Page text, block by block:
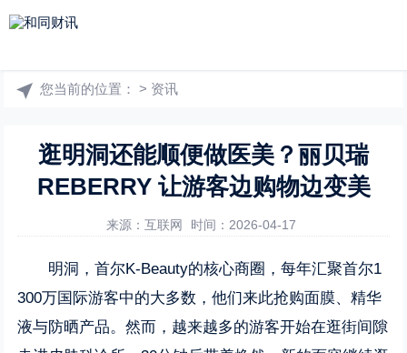
您当前的位置： > 资讯
逛明洞还能顺便做医美？丽贝瑞
REBERRY 让游客边购物边变美
来源：互联网 时间：2026-04-17
明洞，首尔K-Beauty的核心商圈，每年汇聚首尔1
300万国际游客中的大多数，他们来此抢购面膜、精华
液与防晒产品。然而，越来越多的游客开始在逛街间隙